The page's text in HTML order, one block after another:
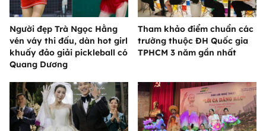
Người đẹp Trà Ngọc Hằng
vén váy thi đấu, dàn hot girl
khuấy đảo giải pickleball có
Quang Dương
Tham khảo điểm chuẩn các
trường thuộc ĐH Quốc gia
TPHCM 3 năm gần nhất